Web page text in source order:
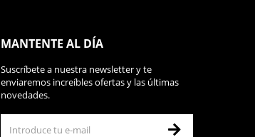
MANTENTE AL DÍA
Suscríbete a nuestra newsletter y te
enviaremos increíbles ofertas y las últimas
novedades.